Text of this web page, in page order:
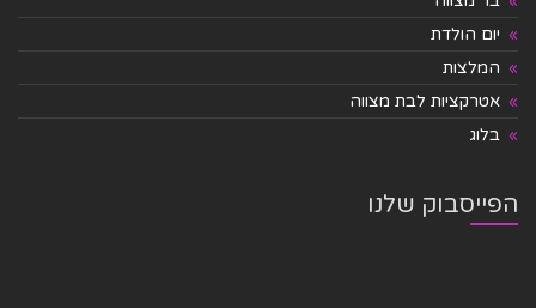
יום הולדת
המלצות
אטרקציות לבת מצווה
בלוג
הפייסבוק שלנו